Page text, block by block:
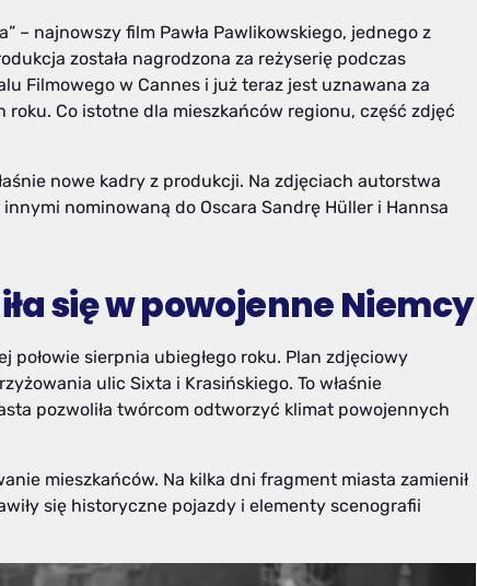
– najnowszy film Pawła Pawlikowskiego, jednego z
została nagrodzona za reżyserię podczas
Filmowego w Cannes i już teraz jest uznawana za
Co istotne dla mieszkańców regionu, część zdjęć
nowe kadry z produkcji. Na zdjęciach autorstwa
nominowaną do Oscara Sandrę Hüller i Hannsa
się w powojenne Niemcy
sierpnia ubiegłego roku. Plan zdjęciowy
ulic Sixta i Krasińskiego. To właśnie
pozwoliła twórcom odtworzyć klimat powojennych
mieszkańców. Na kilka dni fragment miasta zamienił
się historyczne pojazdy i elementy scenografii